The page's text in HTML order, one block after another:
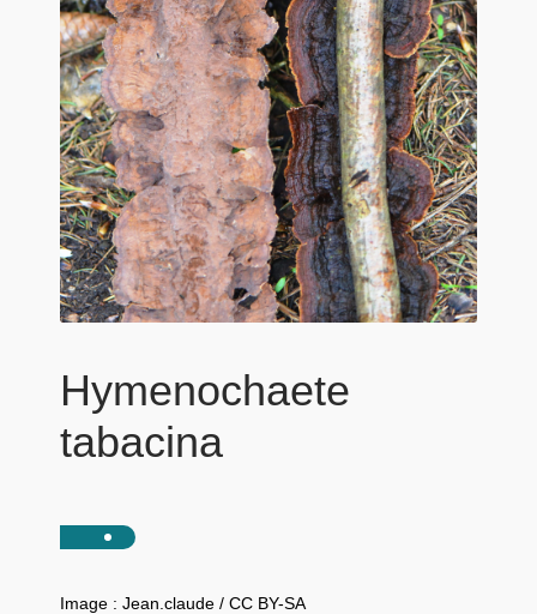
Hymenochaete
tabacina
Image : Jean.claude / CC BY-SA